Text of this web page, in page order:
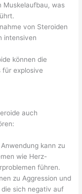
Muskelaufbau, was
von Steroiden
intensiven
können die
für explosive
auch
kann zu
wie Herz-
führen.
zu Aggression und
sich negativ auf